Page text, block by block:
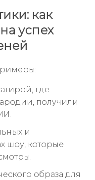
как
успех
где
получили
и
шоу, которые
образа для